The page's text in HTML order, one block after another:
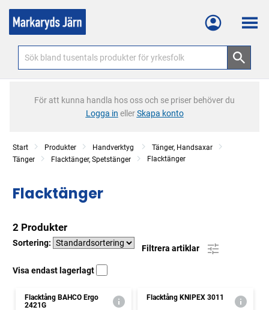
Meny
För att kunna handla hos oss och se priser behöver du
Logga in ellerSkapa konto
Start Produkter Handverktyg
Tänger, Handsaxar
Tänger
Flacktänger, Spetstänger Flacktänger
Flacktänger
2 Produkter
Sortering:
Filtrera artiklar
Visa endast lagerlagt
Flacktång BAHCO Ergo
2421G
Flacktång KNIPEX 3011